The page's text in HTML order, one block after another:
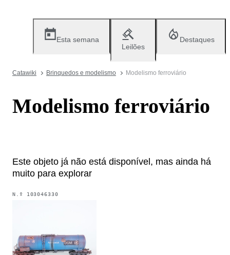
Esta semana
Leilões
Destaques
Catawiki Brinquedos e modelismo Modelismo ferroviário
Modelismo ferroviário
Este objeto já não está disponível, mas ainda há
muito para explorar
N.º 103046330